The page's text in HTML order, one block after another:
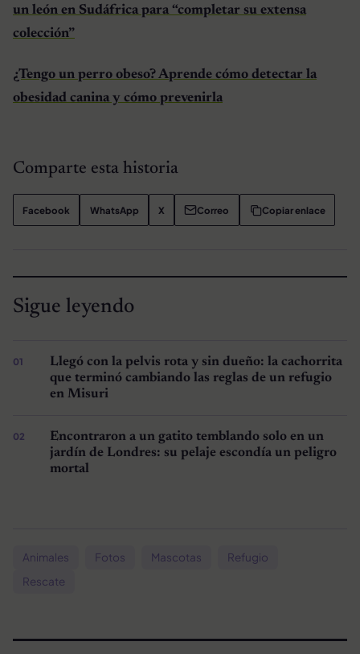
un león en Sudáfrica para “completar su extensa
colección”
¿Tengo un perro obeso? Aprende cómo detectar la
obesidad canina y cómo prevenirla
Comparte esta historia
Facebook WhatsApp X Correo Copiar enlace
Sigue leyendo
Llegó con la pelvis rota y sin dueño: la cachorrita
que terminó cambiando las reglas de un refugio
en Misuri
Encontraron a un gatito temblando solo en un
jardín de Londres: su pelaje escondía un peligro
mortal
Animales Fotos Mascotas
Refugio
Rescate